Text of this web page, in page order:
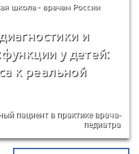
школа - врачам России
и
у детей:
к реальной
пациент в практике врача-
педиатра